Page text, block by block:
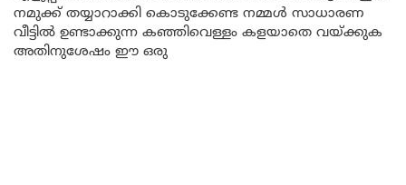
നമുക്ക് തയ്യാറാക്കി കൊടുക്കേണ്ട നമ്മൾ സാധാരണ
വീട്ടിൽ ഉണ്ടാക്കുന്ന കഞ്ഞിവെള്ളം കളയാതെ വയ്ക്കുക
അതിനുശേഷം ഈ ഒരു